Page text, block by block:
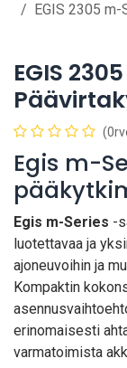
EGIS 2305
EGIS
Egis m-
Egis m-Series -
luotettavaa ja
ajoneuvoihin ja
Kompaktin
erinomaisesti
varmatoimista